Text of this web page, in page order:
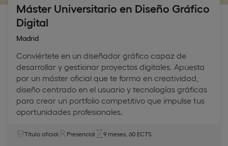
Máster Universitario en Diseño Gráfico
Digital
Madrid
Conviértete en un diseñador gráfico capaz de
desarrollar y gestionar proyectos digitales. Apuesta
por un máster oficial que te forma en creatividad,
diseño centrado en el usuario y tecnologías gráficas
para crear un portfolio competitivo que impulse tus
oportunidades profesionales.
Título oficial Presencial 9 meses, 60 ECTS